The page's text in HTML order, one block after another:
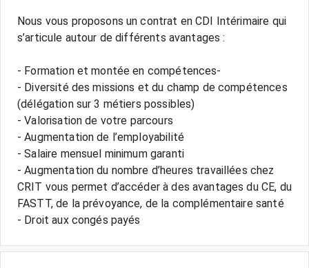
Nous vous proposons un contrat en CDI Intérimaire qui
s’articule autour de différents avantages :
- Formation et montée en compétences-
- Diversité des missions et du champ de compétences
(délégation sur 3 métiers possibles)
- Valorisation de votre parcours
- Augmentation de l’employabilité
- Salaire mensuel minimum garanti
- Augmentation du nombre d’heures travaillées chez
CRIT vous permet d’accéder à des avantages du CE, du
FASTT, de la prévoyance, de la complémentaire santé
- Droit aux congés payés